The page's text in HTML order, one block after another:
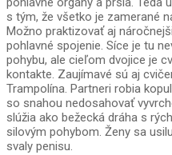
s tým, že všetko je zamerané
Možno praktizovať aj
pohlavné spojenie. Síce je tu
pohybu, ale cieľom dvojice je
kontakte. Zaujímavé sú aj
Trampolína. Partneri robia
so snahou nedosahovať
slúžia ako bežecká dráha s
silovým pohybom. Ženy sa
svaly penisu.